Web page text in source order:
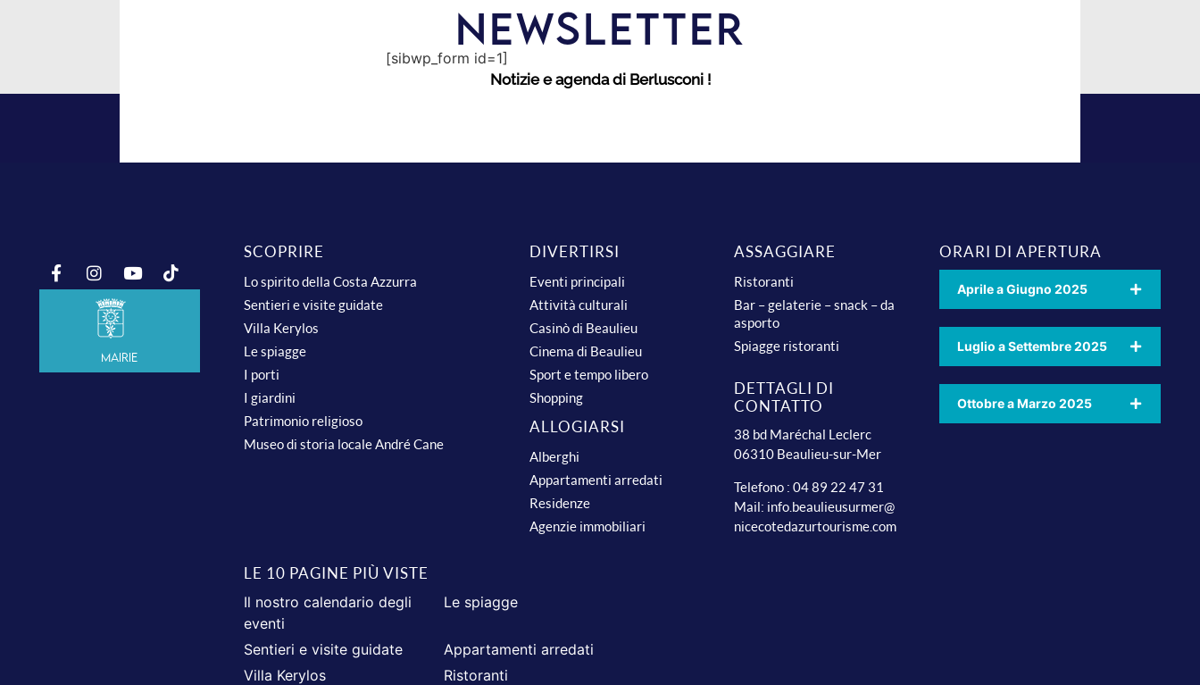
NEWSLETTER
[sibwp_form id=1]
Notizie e agenda di Berlusconi !
Mairie
SCOPRIRE
Lo spirito della Costa Azzurra
Sentieri e visite guidate
Villa Kerylos
Le spiagge
I porti
I giardini
Patrimonio religioso
Museo di storia locale André Cane
DIVERTIRSI
Eventi principali
Attività culturali
Casinò di Beaulieu
Cinema di Beaulieu
Sport e tempo libero
Shopping
ALLOGIARSI
Alberghi
Appartamenti arredati
Residenze
Agenzie immobiliari
ASSAGGIARE
Ristoranti
Bar – gelaterie – snack – da
asporto
Spiagge ristoranti
DETTAGLI DI
CONTATTO
38 bd Maréchal Leclerc
06310 Beaulieu-sur-Mer
Telefono : 04 89 22 47 31
Mail: info.beaulieusurmer@
nicecotedazurtourisme.com
ORARI DI APERTURA
Aprile a Giugno 2025
Luglio a Settembre 2025
Ottobre a Marzo 2025
LE 10 PAGINE PIÙ VISTE
Il nostro calendario degli
eventi
Le spiagge
Sentieri e visite guidate
Appartamenti arredati
Villa Kerylos
Ristoranti